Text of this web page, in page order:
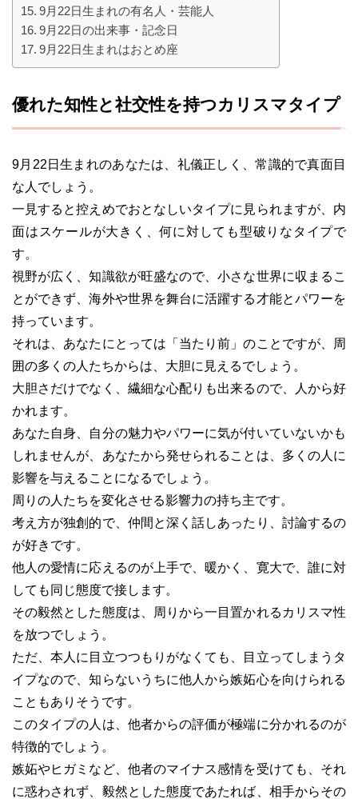
9月22日生まれの有名人・芸能人
9月22日の出来事・記念日
9月22日生まれはおとめ座
優れた知性と社交性を持つカリスマタイプ
9月22日生まれのあなたは、礼儀正しく、常識的で真面目
な人でしょう。
一見すると控えめでおとなしいタイプに見られますが、内
面はスケールが大きく、何に対しても型破りなタイプで
す。
視野が広く、知識欲が旺盛なので、小さな世界に収まるこ
とができず、海外や世界を舞台に活躍する才能とパワーを
持っています。
それは、あなたにとっては「当たり前」のことですが、周
囲の多くの人たちからは、大胆に見えるでしょう。
大胆さだけでなく、繊細な心配りも出来るので、人から好
かれます。
あなた自身、自分の魅力やパワーに気が付いていないかも
しれませんが、あなたから発せられることは、多くの人に
影響を与えることになるでしょう。
周りの人たちを変化させる影響力の持ち主です。
考え方が独創的で、仲間と深く話しあったり、討論するの
が好きです。
他人の愛情に応えるのが上手で、暖かく、寛大で、誰に対
しても同じ態度で接します。
その毅然とした態度は、周りから一目置かれるカリスマ性
を放つでしょう。
ただ、本人に目立つつもりがなくても、目立ってしまうタ
イプなので、知らないうちに他人から嫉妬心を向けられる
こともありそうです。
このタイプの人は、他者からの評価が極端に分かれるのが
特徴的でしょう。
嫉妬やヒガミなど、他者のマイナス感情を受けても、それ
に惑わされず、毅然とした態度であたれば、相手からその